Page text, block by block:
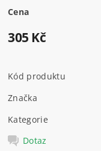
Cena
305 Kč
Kód produktu
Značka
Kategorie
Dotaz